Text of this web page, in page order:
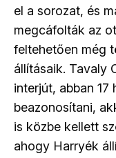
el a sorozat, és
megcáfolták az
feltehetően még
állításaik. Tavaly
interjút, abban
beazonosítani,
is közbe kellett
ahogy Harryék